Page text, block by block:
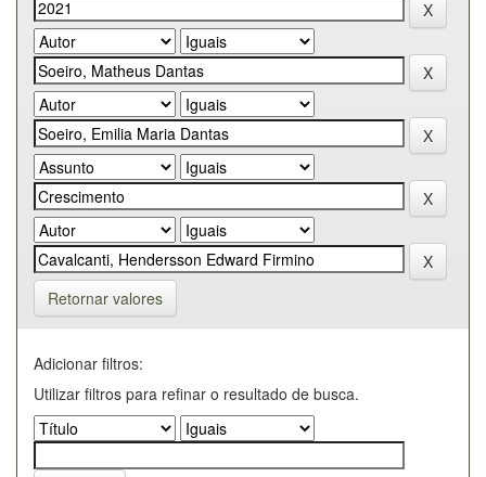
Retornar valores
Adicionar filtros:
Utilizar filtros para refinar o resultado de busca.